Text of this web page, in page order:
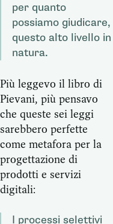
per quanto
possiamo giudicare,
questo alto livello in
natura.
Più leggevo il libro di
Pievani, più pensavo
che queste sei leggi
sarebbero perfette
come metafora per la
progettazione di
prodotti e servizi
digitali:
I processi selettivi